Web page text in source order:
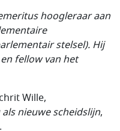
hoogleraar aan
stelsel). Hij
fellow van het
Wille,
nieuwe scheidslijn,